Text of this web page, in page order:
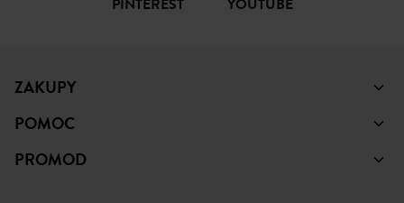
PINTEREST YOUTUBE
ZAKUPY
POMOC
PROMOD